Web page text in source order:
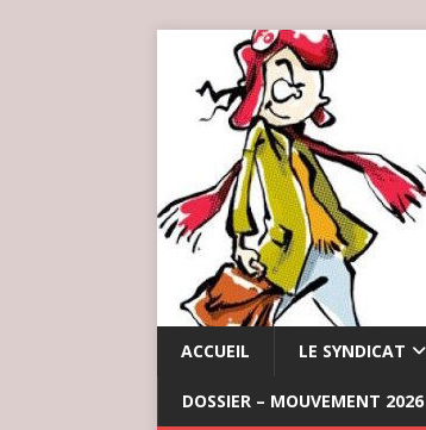
ACCUEIL LE SYNDICAT
DOSSIER – MOUVEMENT 2026